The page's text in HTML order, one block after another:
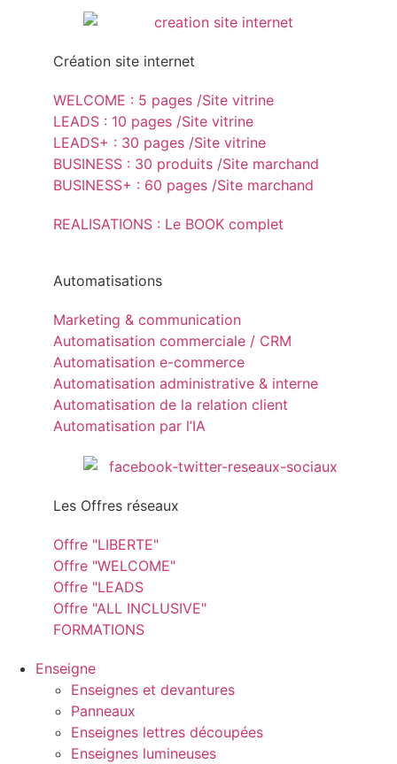
Création site internet
WELCOME : 5 pages /Site vitrine
LEADS : 10 pages /Site vitrine
LEADS+ : 30 pages /Site vitrine
BUSINESS : 30 produits /Site marchand
BUSINESS+ : 60 pages /Site marchand
REALISATIONS : Le BOOK complet
Automatisations
Marketing & communication
Automatisation commerciale / CRM
Automatisation e-commerce
Automatisation administrative & interne
Automatisation de la relation client
Automatisation par l’IA
Les Offres réseaux
Offre "LIBERTE"
Offre "WELCOME"
Offre "LEADS
Offre "ALL INCLUSIVE"
FORMATIONS
Enseigne
Enseignes et devantures
Panneaux
Enseignes lettres découpées
Enseignes lumineuses